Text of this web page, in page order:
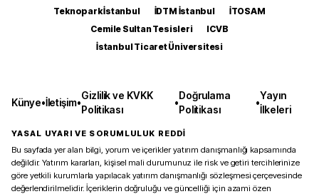
Teknopark İstanbul
İDTM İstanbul
İTOSAM
Cemile Sultan Tesisleri
ICVB
İstanbul Ticaret Üniversitesi
Künye•İletişim•
Gizlilik ve KVKK
Politikası
•
Doğrulama
Politikası
•
Yayın
İlkeleri
YASAL UYARI VE SORUMLULUK REDDİ
Bu sayfada yer alan bilgi, yorum ve içerikler yatırım danışmanlığı kapsamında
değildir. Yatırım kararları, kişisel mali durumunuz ile risk ve getiri tercihlerinize
göre yetkili kurumlarla yapılacak yatırım danışmanlığı sözleşmesi çerçevesinde
değerlendirilmelidir. İçeriklerin doğruluğu ve güncelliği için azami özen